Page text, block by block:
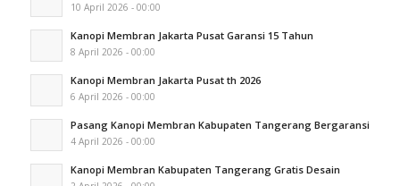
10 April 2026 - 00:00
Kanopi Membran Jakarta Pusat Garansi 15 Tahun
8 April 2026 - 00:00
Kanopi Membran Jakarta Pusat th 2026
6 April 2026 - 00:00
Pasang Kanopi Membran Kabupaten Tangerang Bergaransi
4 April 2026 - 00:00
Kanopi Membran Kabupaten Tangerang Gratis Desain